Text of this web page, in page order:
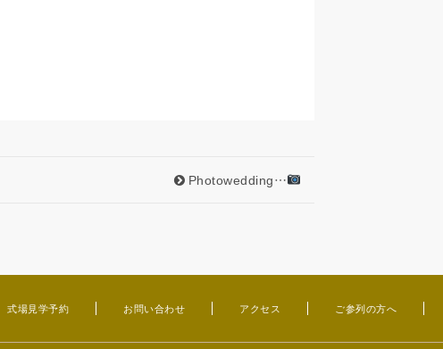
Photowedding…
式場見学予約 お問い合わせ アクセス ご参列の方へ